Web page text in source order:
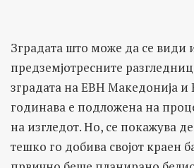
Зградата што може да се види
предземјотресните
зградата на ЕВН Македонија
годинава е подложена на
на изгледот. Но, се покажува
тешко го добива својот краен